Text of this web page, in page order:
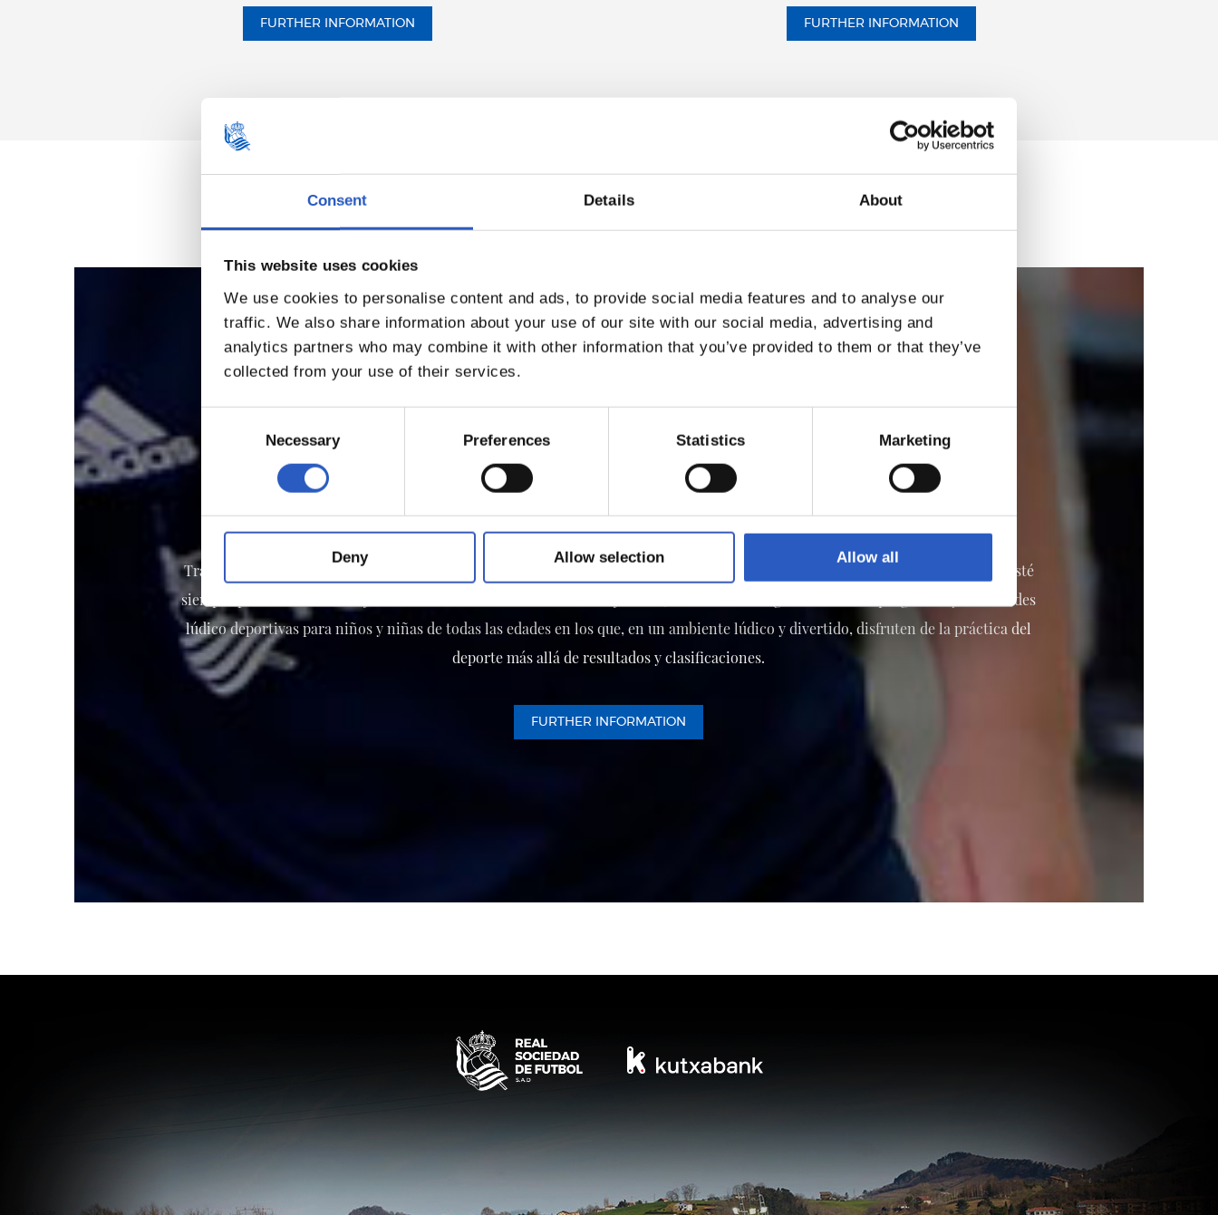
Consent Details About
This website uses cookies
We use cookies to personalise content and ads, to provide social media features and to analyse our
traffic. We also share information about your use of our site with our social media, advertising and
analytics partners who may combine it with other information that you’ve provided to them or that they’ve
collected from your use of their services.
Necessary Preferences Statistics Marketing
Deny Allow selection Allow all
FURTHER INFORMATION FURTHER INFORMATION
Trabajamos por concienciar a nuestra sociedad de las bondades de llevar una vida sana en la que la práctica deportiva regular esté
siempre presente. Con el objetivo de inculcar esta idea en los más jóvenes, la Fundación organiza diversos programas y actividades
lúdico deportivas para niños y niñas de todas las edades en los que, en un ambiente lúdico y divertido, disfruten de la práctica del
deporte más allá de resultados y clasificaciones.
FURTHER INFORMATION